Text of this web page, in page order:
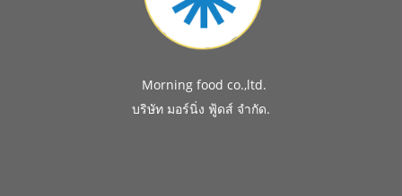
Morning food co.,ltd.
บริษัท มอร์นิ่ง ฟู้ดส์ จำกัด.